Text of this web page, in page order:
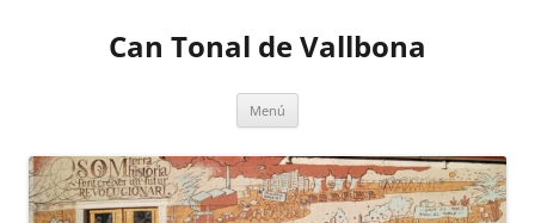
Can Tonal de Vallbona
Menú